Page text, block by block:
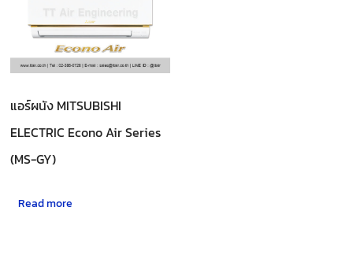
แอร์ผนัง MITSUBISHI
ELECTRIC Econo Air Series
(MS-GY)
Read more